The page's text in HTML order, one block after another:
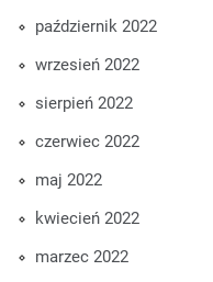
październik 2022
wrzesień 2022
sierpień 2022
czerwiec 2022
maj 2022
kwiecień 2022
marzec 2022